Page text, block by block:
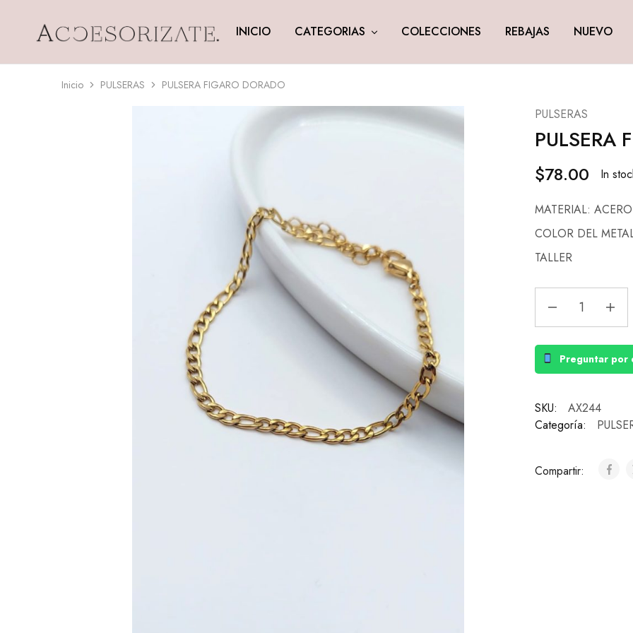
Accesorizate INICIO CATEGORIAS COLECCIONES REBAJAS NUEVO
Inicio PULSERAS PULSERA FIGARO DORADO
PULSERAS
PULSERA
$78.00 In
MATERIAL:
COLOR DEL
TALLER
Preguntar por
SKU:
AX244
Categoría:
Compartir: